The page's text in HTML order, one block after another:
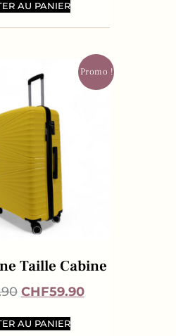
AU PANIER
Promo !
Taille Cabine
CHF59.90
AU PANIER